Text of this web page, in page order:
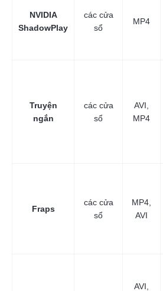
NVIDIA
ShadowPlay
các cửa
sổ
MP4
Truyện
ngắn
các cửa
sổ
AVI,
MP4
Fraps
các cửa
sổ
MP4,
AVI
AVI,